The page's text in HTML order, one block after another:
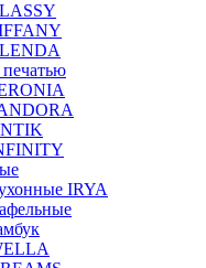
IRYA